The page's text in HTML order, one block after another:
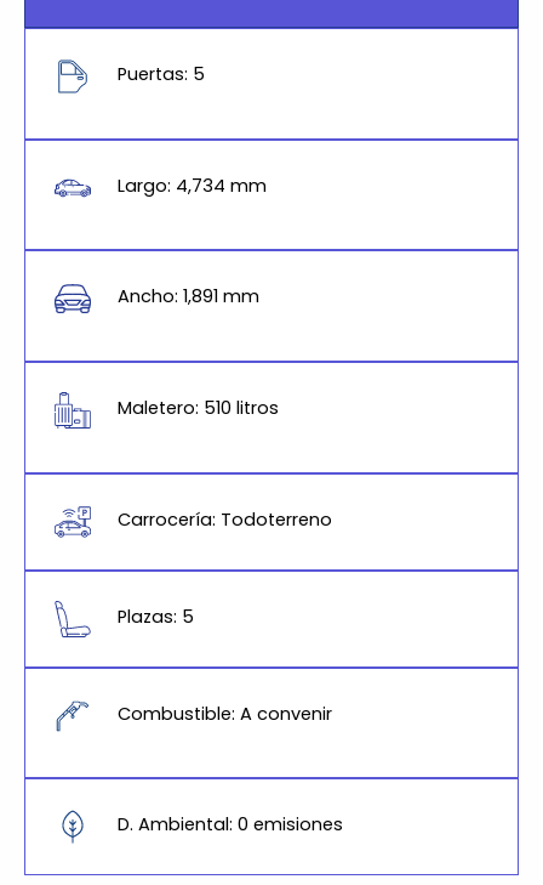
Puertas: 5
Largo: 4,734 mm
Ancho: 1,891 mm
Maletero: 510 litros
Carrocería: Todoterreno
Plazas: 5
Combustible: A convenir
D. Ambiental: 0 emisiones